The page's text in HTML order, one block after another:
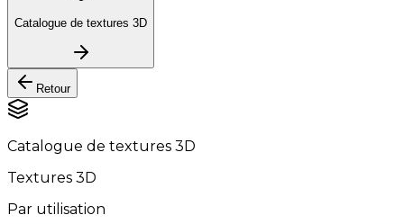
Catalogue de textures 3D
Retour
Catalogue de textures 3D
Textures 3D
Par utilisation